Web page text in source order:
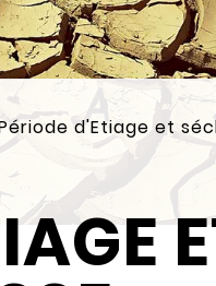
d'Etiage et